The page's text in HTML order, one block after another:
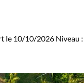
le 10/10/2026 Niveau :